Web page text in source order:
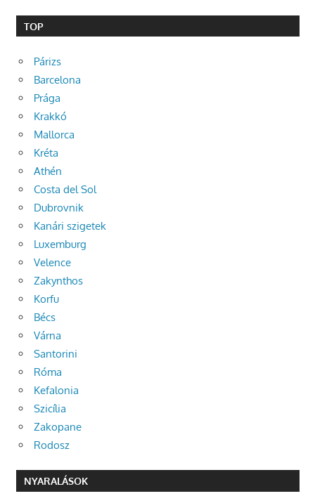
TOP
Párizs
Barcelona
Prága
Krakkó
Mallorca
Kréta
Athén
Costa del Sol
Dubrovnik
Kanári szigetek
Luxemburg
Velence
Zakynthos
Korfu
Bécs
Várna
Santorini
Róma
Kefalonia
Szicília
Zakopane
Rodosz
NYARALÁSOK